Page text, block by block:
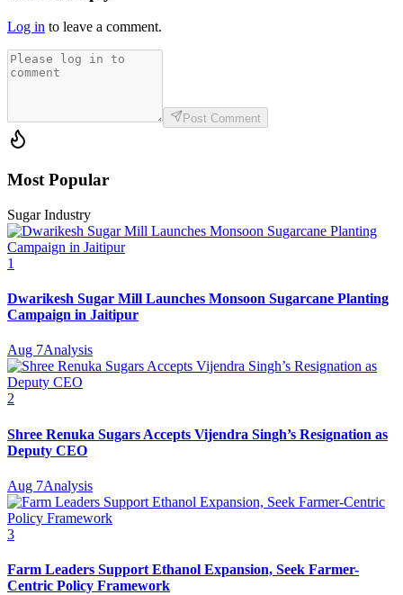
Log in to leave a comment.
Post Comment
Most Popular
Sugar Industry
1
Dwarikesh Sugar Mill Launches Monsoon Sugarcane Planting
Campaign in Jaitipur
Aug 7Analysis
2
Shree Renuka Sugars Accepts Vijendra Singh’s Resignation as
Deputy CEO
Aug 7Analysis
3
Farm Leaders Support Ethanol Expansion, Seek Farmer-
Centric Policy Framework